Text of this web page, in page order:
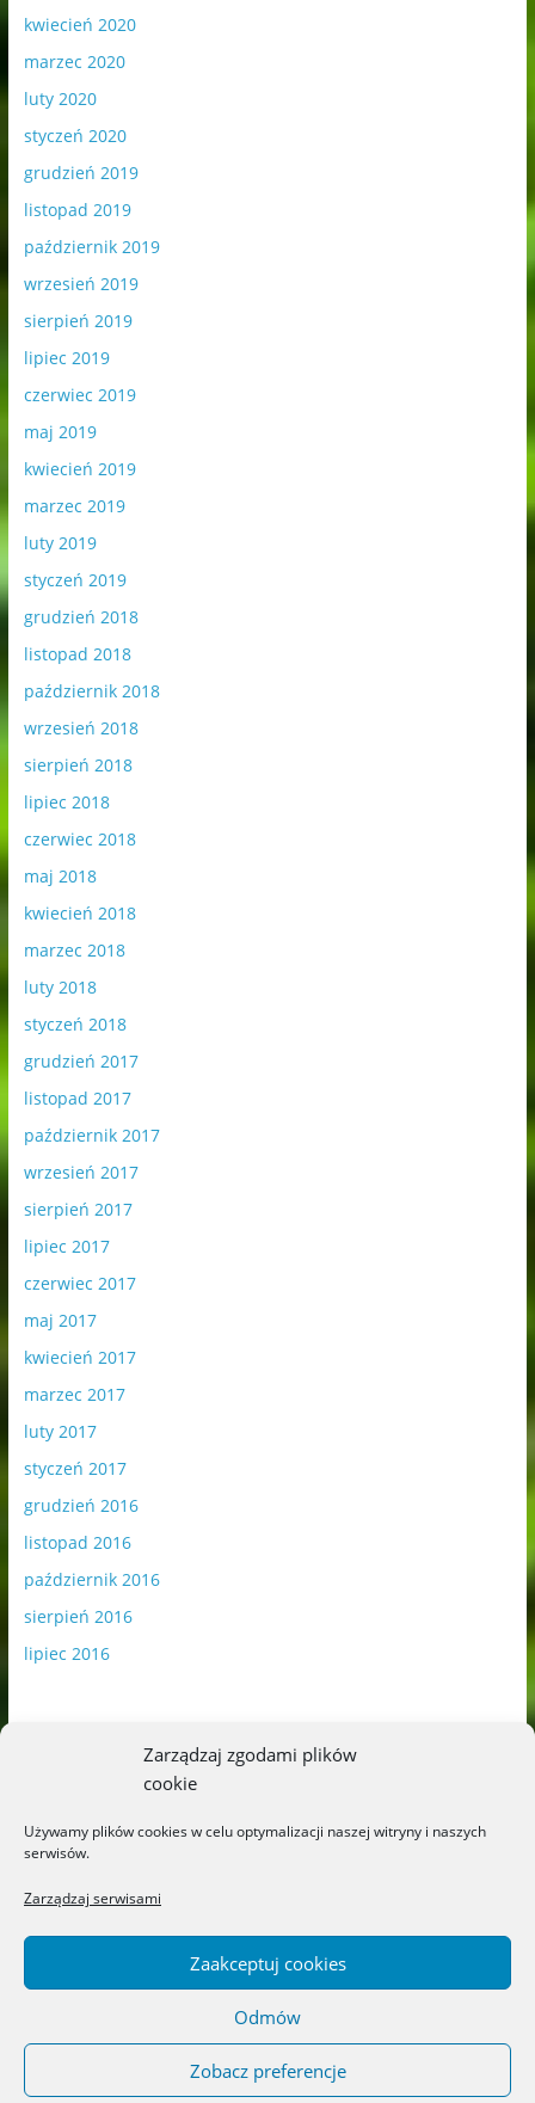
Zarządzaj zgodami plików
cookie
Używamy plików cookies w celu optymalizacji naszej witryny i naszych
serwisów.
Zarządzaj serwisami
Zaakceptuj cookies
Odmów
Zobacz preferencje
kwiecień 2020
marzec 2020
luty 2020
styczeń 2020
grudzień 2019
listopad 2019
październik 2019
wrzesień 2019
sierpień 2019
lipiec 2019
czerwiec 2019
maj 2019
kwiecień 2019
marzec 2019
luty 2019
styczeń 2019
grudzień 2018
listopad 2018
październik 2018
wrzesień 2018
sierpień 2018
lipiec 2018
czerwiec 2018
maj 2018
kwiecień 2018
marzec 2018
luty 2018
styczeń 2018
grudzień 2017
listopad 2017
październik 2017
wrzesień 2017
sierpień 2017
lipiec 2017
czerwiec 2017
maj 2017
kwiecień 2017
marzec 2017
luty 2017
styczeń 2017
grudzień 2016
listopad 2016
październik 2016
sierpień 2016
lipiec 2016
Blog o książkach dla dzieci i młodzieży –
recenzje i rekomendacje. All rights reserved.
Theme: ColorMag byThemeGrill. Powered by